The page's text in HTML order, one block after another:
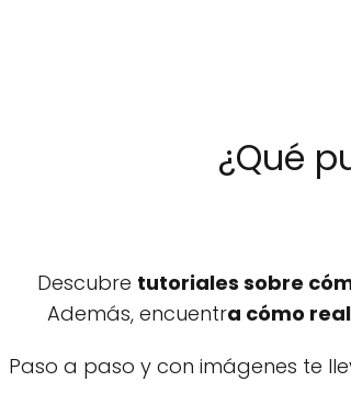
¿Qué
Descubre tutoriales sobre
Además, encuentra cómo
Paso a paso y con imágenes te